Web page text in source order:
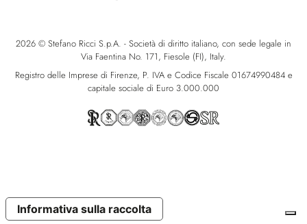
2026 © Stefano Ricci S.p.A. - Società di diritto italiano, con sede legale in
Via Faentina No. 171, Fiesole (FI), Italy.
Registro delle Imprese di Firenze, P. IVA e Codice Fiscale 01674990484 e
capitale sociale di Euro 3.000.000
Informativa sulla raccolta